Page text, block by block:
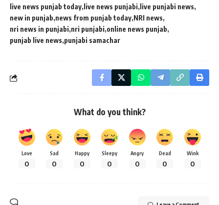
live news punjab today live news punjabi live punjabi news
new in punjab news from punjab today NRI news
nri news in punjabi nri punjabi online news punjab
punjab live news punjabi samachar
What do you think?
Love
0
Sad
0
Happy
0
Sleepy
0
Angry
0
Dead
0
Wink
0